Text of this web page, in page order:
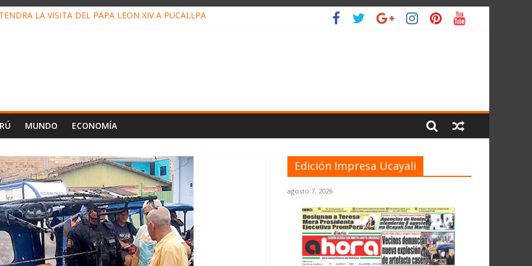
LA VISITA DEL PAPA LEÓN XIV A PUCALLPA
MUNDO ECONOMÍA
Edición Impresa Ucayali
agosto 7, 2026